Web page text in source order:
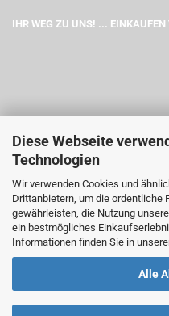
Diese Webseite
Technologien
Wir verwenden Cookies und
Drittanbietern, um die ordentliche
gewährleisten, die Nutzung
ein bestmögliches
Informationen finden Sie in
Alle
IHR WEG ZU UNS! ...